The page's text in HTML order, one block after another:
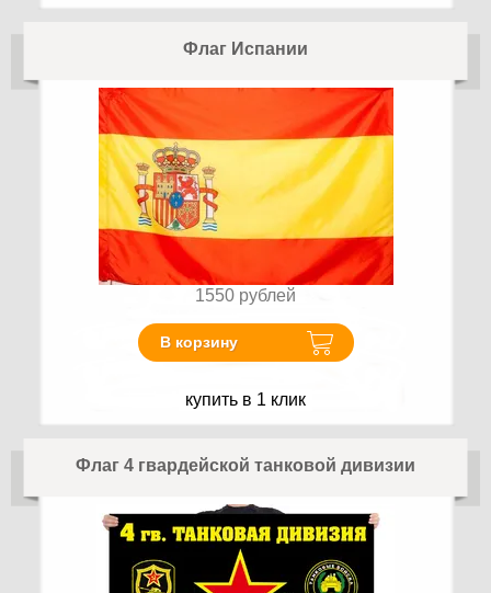
Флаг Испании
1550 рублей
В корзину
купить в 1 клик
Флаг 4 гвардейской танковой дивизии